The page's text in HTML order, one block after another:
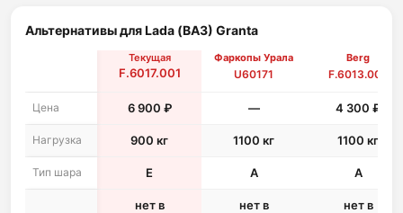
Альтернативы для Lada (ВАЗ) Granta
Текущая
F.6017.001
Фаркопы Урала
U60171
Berg
F.6013.007
Цена 6 900 ₽ — 4 300 ₽
Нагрузка 900 кг 1100 кг 1100 кг
Тип шара E A A
нет в
нет в
нет в